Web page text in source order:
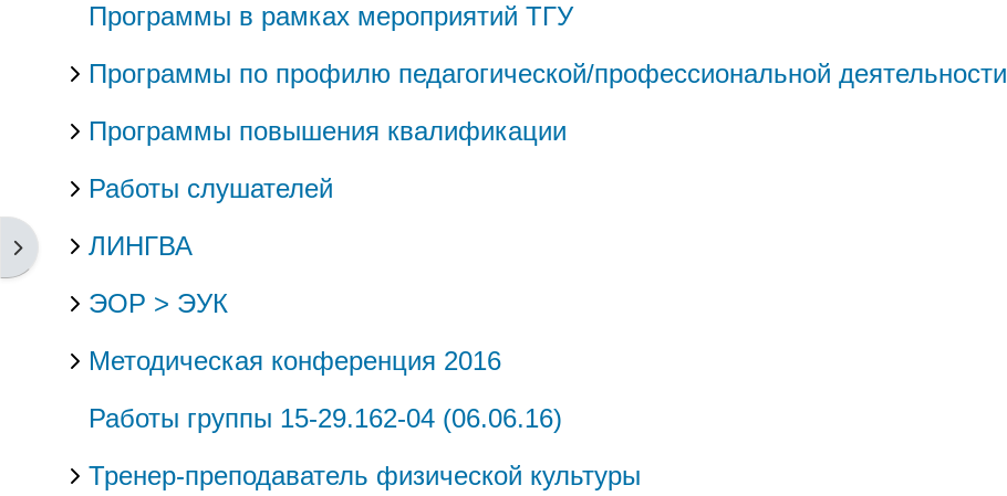
Öppna blockmeny
Программы в рамках мероприятий ТГУ
Программы по профилю педагогической/профессиональной деятельности
Программы повышения квалификации
Работы слушателей
ЛИНГВА
ЭОР > ЭУК
Методическая конференция 2016
Работы группы 15-29.162-04 (06.06.16)
Тренер-преподаватель физической культуры